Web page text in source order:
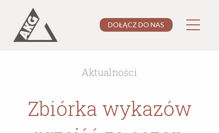
DOŁĄCZ DO NAS
Aktualności
Zbiórka wykazów